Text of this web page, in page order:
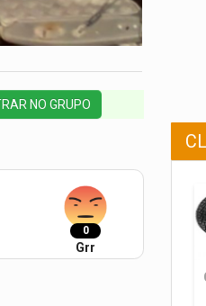
NO GRUPO
0
Grr